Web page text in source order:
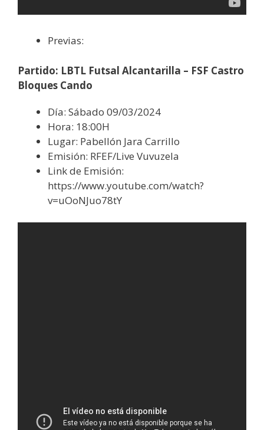
Previas:
Partido: LBTL Futsal Alcantarilla – FSF Castro
Bloques Cando
Día: Sábado 09/03/2024
Hora: 18:00H
Lugar: Pabellón Jara Carrillo
Emisión: RFEF/Live Vuvuzela
Link de Emisión:
https://www.youtube.com/watch?
v=uOoNJuo78tY